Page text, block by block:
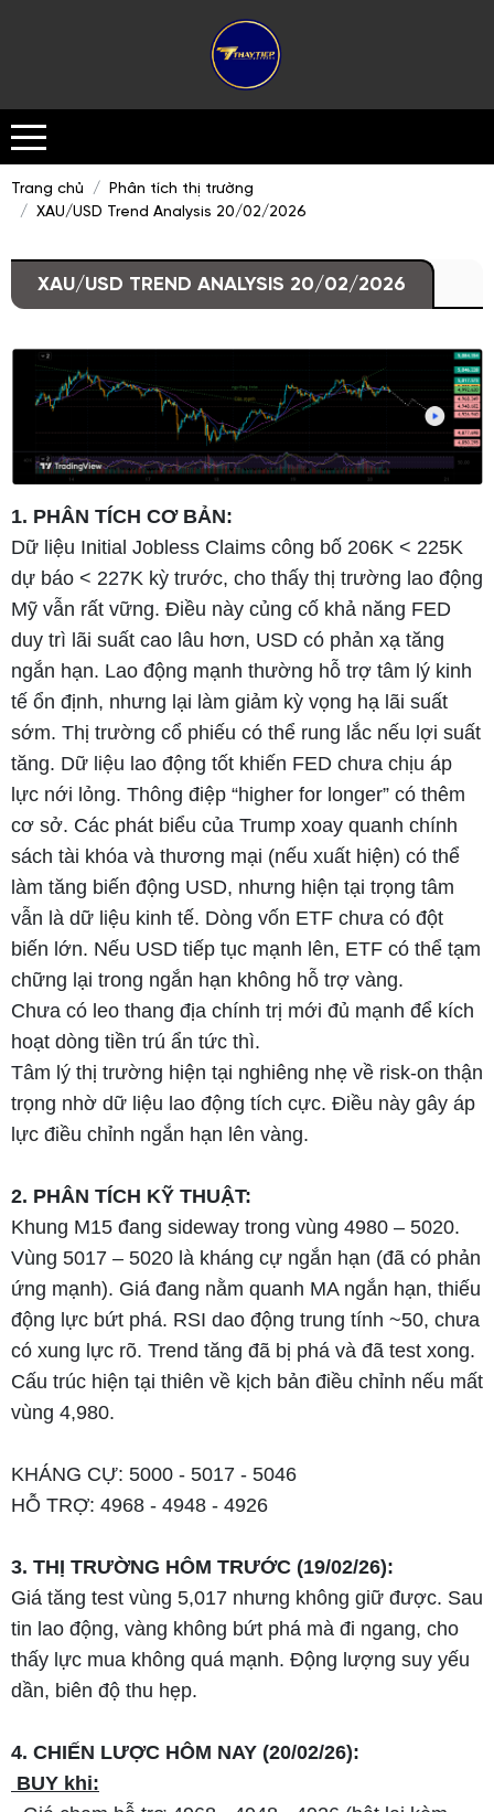
Trang chủ
Phân tích thị trường
XAU/USD Trend Analysis 20/02/2026
XAU/USD TREND ANALYSIS 20/02/2026
1. PHÂN TÍCH CƠ BẢN:
Dữ liệu Initial Jobless Claims công bố 206K < 225K
dự báo < 227K kỳ trước, cho thấy thị trường lao động
Mỹ vẫn rất vững. Điều này củng cố khả năng FED
duy trì lãi suất cao lâu hơn, USD có phản xạ tăng
ngắn hạn. Lao động mạnh thường hỗ trợ tâm lý kinh
tế ổn định, nhưng lại làm giảm kỳ vọng hạ lãi suất
sớm. Thị trường cổ phiếu có thể rung lắc nếu lợi suất
tăng. Dữ liệu lao động tốt khiến FED chưa chịu áp
lực nới lỏng. Thông điệp “higher for longer” có thêm
cơ sở. Các phát biểu của Trump xoay quanh chính
sách tài khóa và thương mại (nếu xuất hiện) có thể
làm tăng biến động USD, nhưng hiện tại trọng tâm
vẫn là dữ liệu kinh tế. Dòng vốn ETF chưa có đột
biến lớn. Nếu USD tiếp tục mạnh lên, ETF có thể tạm
chững lại trong ngắn hạn không hỗ trợ vàng.
Chưa có leo thang địa chính trị mới đủ mạnh để kích
hoạt dòng tiền trú ẩn tức thì.
Tâm lý thị trường hiện tại nghiêng nhẹ về risk-on thận
trọng nhờ dữ liệu lao động tích cực. Điều này gây áp
lực điều chỉnh ngắn hạn lên vàng.
2. PHÂN TÍCH KỸ THUẬT:
Khung M15 đang sideway trong vùng 4980 – 5020.
Vùng 5017 – 5020 là kháng cự ngắn hạn (đã có phản
ứng mạnh). Giá đang nằm quanh MA ngắn hạn, thiếu
động lực bứt phá. RSI dao động trung tính ~50, chưa
có xung lực rõ. Trend tăng đã bị phá và đã test xong.
Cấu trúc hiện tại thiên về kịch bản điều chỉnh nếu mất
vùng 4,980.
KHÁNG CỰ: 5000 - 5017 - 5046
HỖ TRỢ: 4968 - 4948 - 4926
3. THỊ TRƯỜNG HÔM TRƯỚC (19/02/26):
Giá tăng test vùng 5,017 nhưng không giữ được. Sau
tin lao động, vàng không bứt phá mà đi ngang, cho
thấy lực mua không quá mạnh. Động lượng suy yếu
dần, biên độ thu hẹp.
4. CHIẾN LƯỢC HÔM NAY (20/02/26):
BUY khi: